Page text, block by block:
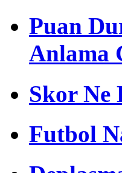
Puan
Anlama
Skor Ne
Futbol